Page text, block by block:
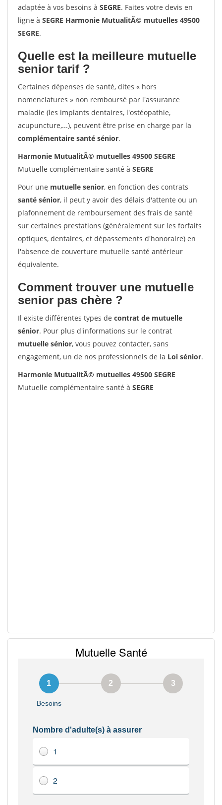
adaptée à vos besoins à SEGRE. Faites votre devis en
ligne à SEGRE Harmonie MutualitÃ© mutuelles 49500
SEGRE.
Quelle est la meilleure mutuelle
senior tarif ?
Certaines dépenses de santé, dites « hors
nomenclatures » non remboursé par l'assurance
maladie (les implants dentaires, l'ostéopathie,
acupuncture,...), peuvent être prise en charge par la
complémentaire santé sénior.
Harmonie MutualitÃ© mutuelles 49500 SEGRE
Mutuelle complémentaire santé à SEGRE
Pour une mutuelle senior, en fonction des contrats
santé sénior, il peut y avoir des délais d'attente ou un
plafonnement de remboursement des frais de santé
sur certaines prestations (généralement sur les forfaits
optiques, dentaires, et dépassements d'honoraire) en
l'absence de couverture mutuelle santé antérieur
équivalente.
Comment trouver une mutuelle
senior pas chère ?
Il existe différentes types de contrat de mutuelle
sénior. Pour plus d'informations sur le contrat
mutuelle sénior, vous pouvez contacter, sans
engagement, un de nos professionnels de la Loi sénior.
Harmonie MutualitÃ© mutuelles 49500 SEGRE
Mutuelle complémentaire santé à SEGRE